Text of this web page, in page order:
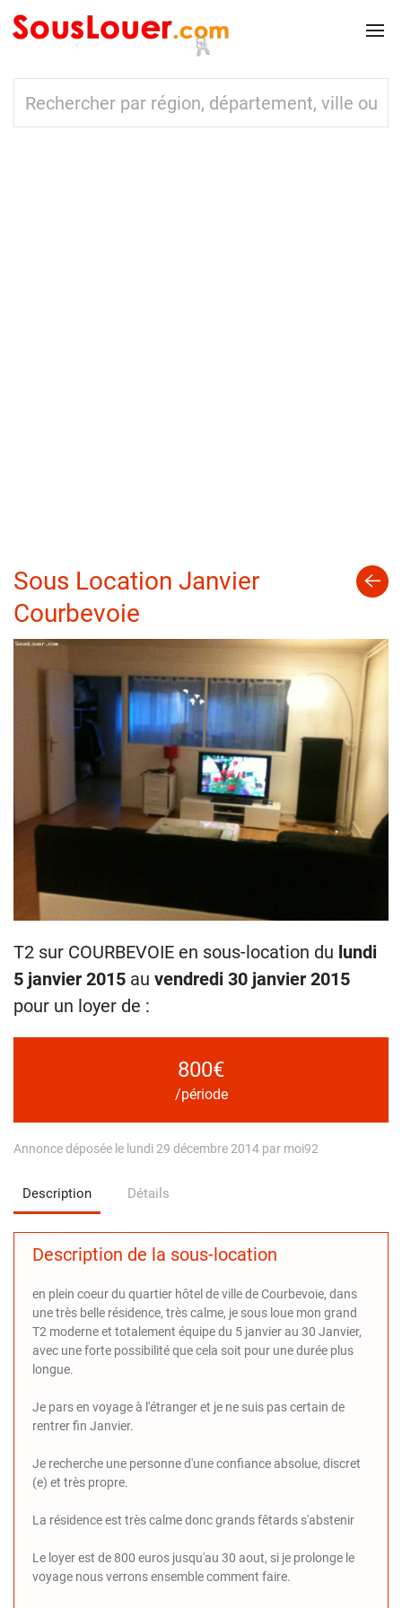
Sous Location Janvier
Courbevoie
T2 sur COURBEVOIE en sous-location du lundi
5 janvier 2015 au vendredi 30 janvier 2015
pour un loyer de :
800€
/période
Annonce déposée le lundi 29 décembre 2014 par moi92
Description Détails
Description de la sous-location
en plein coeur du quartier hôtel de ville de Courbevoie, dans
une très belle résidence, très calme, je sous loue mon grand
T2 moderne et totalement équipe du 5 janvier au 30 Janvier,
avec une forte possibilité que cela soit pour une durée plus
longue.
Je pars en voyage à l'étranger et je ne suis pas certain de
rentrer fin Janvier.
Je recherche une personne d'une confiance absolue, discret
(e) et très propre.
La résidence est très calme donc grands fêtards s'abstenir
Le loyer est de 800 euros jusqu'au 30 aout, si je prolonge le
voyage nous verrons ensemble comment faire.